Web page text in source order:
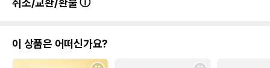
취소/교환/환불
이 상품은 어떠신가요?